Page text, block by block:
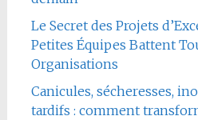
Le Secret des Projets
Petites Équipes Battent
Organisations
Canicules, sécheresses,
tardifs : comment